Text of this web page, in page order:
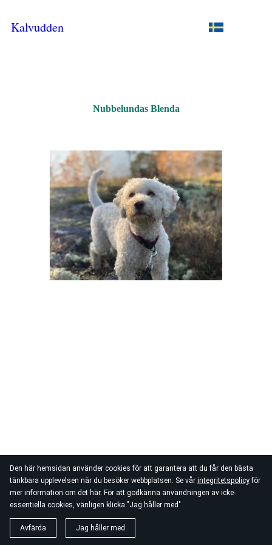
Den här hemsidan använder cookies för att garantera att du får den bästa
tänkbara upplevelsen när du besöker webbplatsen. Se vår integritetspolicyför
mer information om det här. För att godkänna användningen av icke-
essentiella cookies, vänligen klicka "Jag håller med"
Avfärda Jag håller med
Kalvudden
Nubbelundas Blenda